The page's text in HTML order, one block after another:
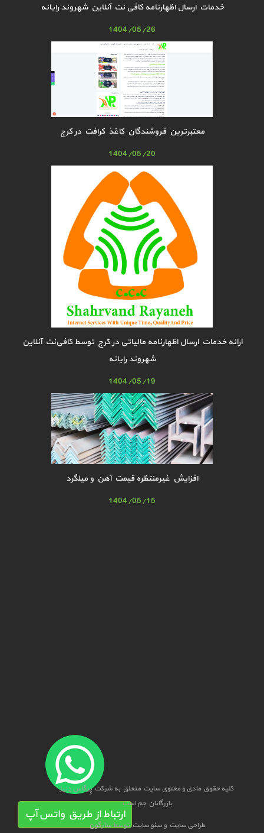
ارتباط از طریق واتس آپ
خدمات ارسال اظهارنامه کافی نت آنلاین شهروند رایانه
1404/05/26
معتبرترین فروشندگان کاغذ کرافت در کرج
1404/05/20
ارائه خدمات ارسال اظهارنامه مالیاتی در کرج توسط کافی‌نت آنلاین
شهروند رایانه
1404/05/19
افزایش غیرمنتظره قیمت آهن و میلگرد
1404/05/15
طراحی سایتو سئو سایتتوسطسارگون
کلیه حقوق مادی و معنوی سایت متعلق به شرکت پِرگاس دِنیز
بازرگانان جم است